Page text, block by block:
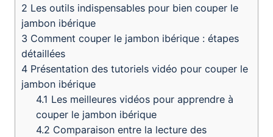
2 Les outils indispensables pour bien couper le
jambon ibérique
3 Comment couper le jambon ibérique : étapes
détaillées
4 Présentation des tutoriels vidéo pour couper le
jambon ibérique
4.1 Les meilleures vidéos pour apprendre à
couper le jambon ibérique
4.2 Comparaison entre la lecture des